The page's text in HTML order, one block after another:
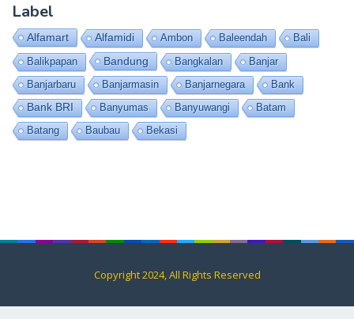
Label
Alfamart Alfamidi Ambon Baleendah
Bali
Balikpapan
Bandung Bangkalan
Banjar
Banjarbaru
Banjarmasin Banjarnegara
Bank
Bank BRI
Banyumas Banyuwangi
Batam
Batang
Baubau Bekasi
Copyright 2024, All Rights Reserved